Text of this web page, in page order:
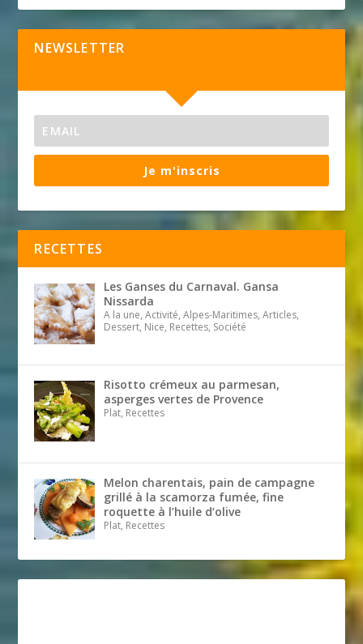
NEWSLETTER
Je m'inscris
RECETTES
Les Ganses du Carnaval. Gansa
Nissarda
A la une, Activité, Alpes-Maritimes, Articles,
Dessert, Nice, Recettes, Société
Risotto crémeux au parmesan,
asperges vertes de Provence
Plat, Recettes
Melon charentais, pain de campagne
grillé à la scamorza fumée, fine
roquette à l’huile d’olive
Plat, Recettes